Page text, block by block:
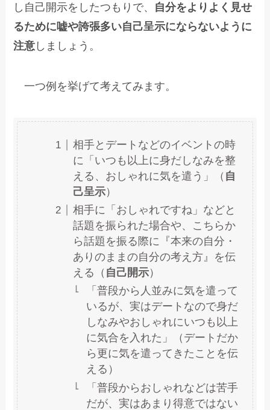
し自己開示をしたつもりで、 自分をよりよく見せ
るために嘘や誇張多い自己呈示にならないように
注意 しましょう。
一つ例を挙げて考えてみます。
相手とデートなどのイベントの時
に「いつも以上に身だしなみを整
える、おしゃれに気を遣う」（ 自
己呈示）
相手に「おしゃれですね」などと
話題を振られた場合や、こちらか
ら話題を振る際に『本来の自分・
ありのままの自分の考え方』を伝
える（ 自己開示）
「普段から人並みに気を遣って
いるが、実はデートなので身だ
しなみやおしゃれにいつも以上
に気合を入れた」（デートだか
ら更に気を遣ってきたことを伝
える）
「普段からおしゃれなどは苦手
だが、実はあまり得意ではない